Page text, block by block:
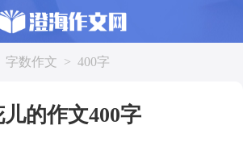
字数作文 > 400字
的作文400字